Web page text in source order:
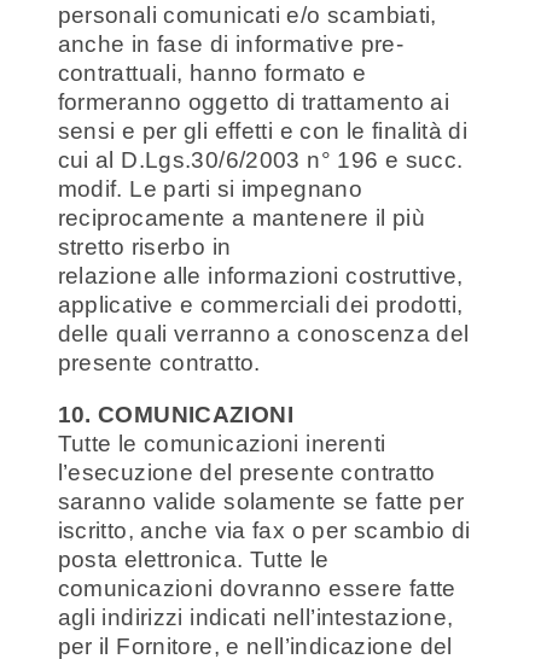
personali comunicati e/o scambiati,
anche in fase di informative pre-
contrattuali, hanno formato e
formeranno oggetto di trattamento ai
sensi e per gli effetti e con le finalità di
cui al D.Lgs.30/6/2003 n° 196 e succ.
modif. Le parti si impegnano
reciprocamente a mantenere il più
stretto riserbo in
relazione alle informazioni costruttive,
applicative e commerciali dei prodotti,
delle quali verranno a conoscenza del
presente contratto.
10. COMUNICAZIONI
Tutte le comunicazioni inerenti
l’esecuzione del presente contratto
saranno valide solamente se fatte per
iscritto, anche via fax o per scambio di
posta elettronica. Tutte le
comunicazioni dovranno essere fatte
agli indirizzi indicati nell’intestazione,
per il Fornitore, e nell’indicazione del